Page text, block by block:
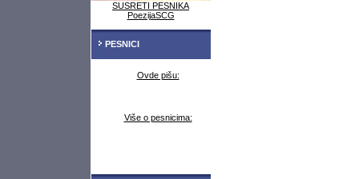
SUSRETI PESNIKA
PoezijaSCG
PESNICI
Ovde pišu:
Više o pesnicima: